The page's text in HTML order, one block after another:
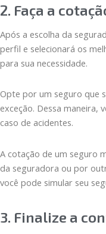
2. Faça a
Após a escolha da
perfil e selecionará os
para sua necessidade.
Opte por um seguro que
exceção. Dessa maneira,
caso de acidentes.
A cotação de um seguro
da seguradora ou por
você pode simular seu
3. Finalize a